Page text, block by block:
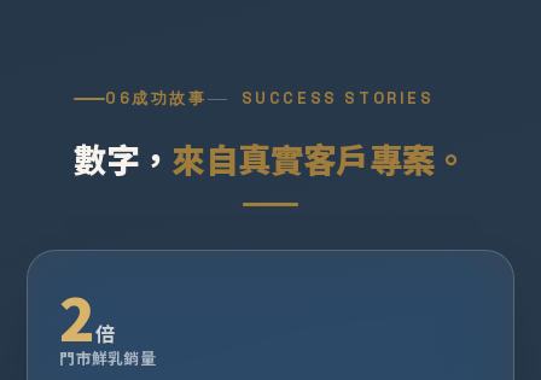
06成功故事 SUCCESS STORIES
數字， 來自真實客戶專案。
2倍
門市鮮乳銷量